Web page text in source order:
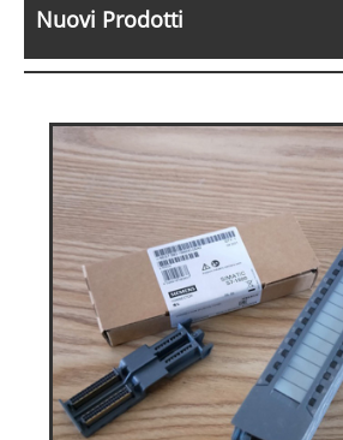
Nuovi Prodotti